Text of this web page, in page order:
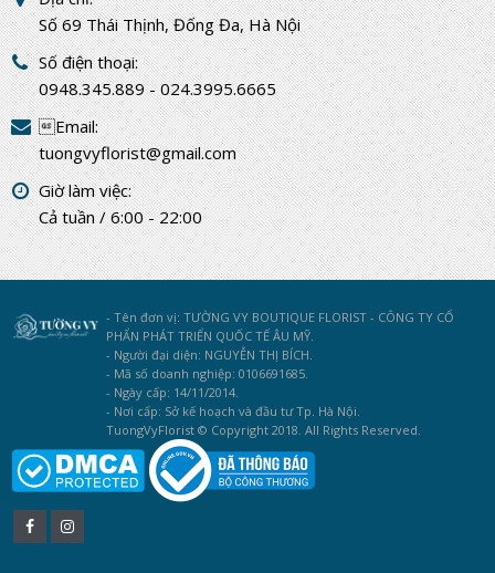
Số 69 Thái Thịnh, Đống Đa, Hà Nội
Số điện thoại:
0948.345.889 - 024.3995.6665
Email:
tuongvyflorist@gmail.com
Giờ làm việc:
Cả tuần / 6:00 - 22:00
- Tên đơn vị: TƯỜNG VY BOUTIQUE FLORIST - CÔNG TY CỔ
PHẨN PHÁT TRIỂN QUỐC TẾ ÂU MỸ.
- Người đại diện: NGUYỄN THỊ BÍCH.
- Mã số doanh nghiệp: 0106691685.
- Ngày cấp: 14/11/2014.
- Nơi cấp: Sở kế hoạch và đầu tư Tp. Hà Nội.
TuongVyFlorist © Copyright 2018. All Rights Reserved.